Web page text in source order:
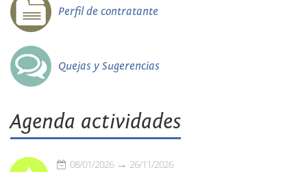
Perfil de contratante
Quejas y Sugerencias
Agenda actividades
08/01/2026 26/11/2026